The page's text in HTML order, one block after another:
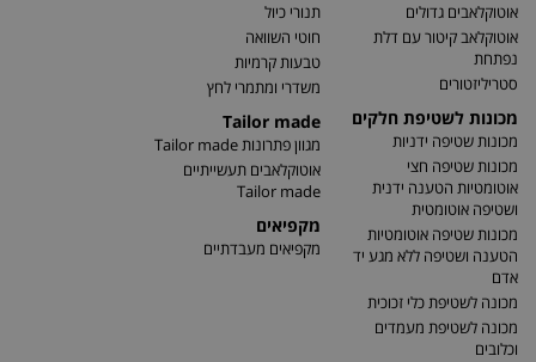
אוטוקלאבים גדולים
אוטוקלאב קיטור עם דלת
נפתחת
סטריליזטורים
מכונות לשטיפת חלקים
מכונות שטיפה ידניות
מכונות שטיפה חצי
אוטומטיות הטענה ידנית
ושטיפה אוטומטית
מכונות שטיפה אוטומטיות
הטענה ושטיפה ללא מגע יד
אדם
מכונה לשטיפת כלי זכוכית
מכונה לשטיפת מעמדים
וכלובים
תנורי כיול
חוטי השוואה
טבעות קרמיות
משדרי ומתמרי לחץ
Tailor made
מגוון פתרונות Tailor made
אוטוקלאבים תעשייתיים
Tailor made
מקפיאים
מקפיאים מעבדתיים